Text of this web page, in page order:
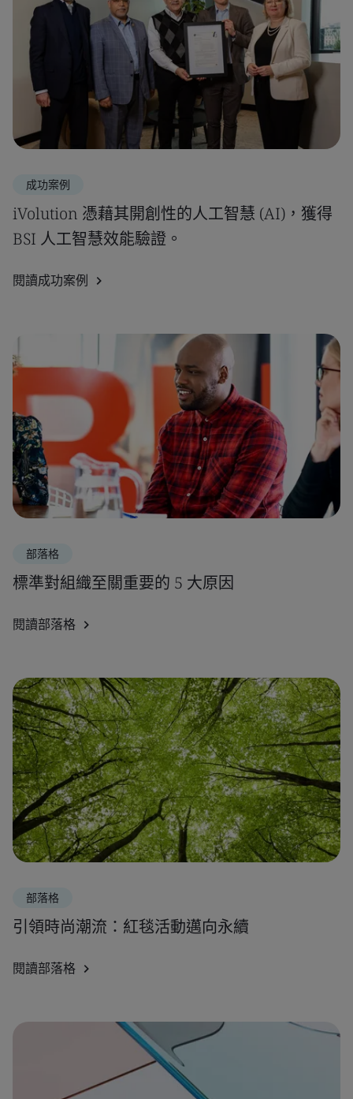
成功案例
iVolution 憑藉其開創性的人工智慧 (AI)，獲得
BSI 人工智慧效能驗證。
閱讀成功案例
部落格
標準對組織至關重要的 5 大原因
閱讀部落格
部落格
引領時尚潮流：紅毯活動邁向永續
閱讀部落格